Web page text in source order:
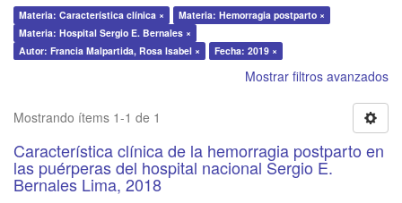
Materia: Característica clínica ×
Materia: Hemorragia postparto ×
Materia: Hospital Sergio E. Bernales ×
Autor: Francia Malpartida, Rosa Isabel ×
Fecha: 2019 ×
Mostrar filtros avanzados
Mostrando ítems 1-1 de 1
Característica clínica de la hemorragia postparto en
las puérperas del hospital nacional Sergio E.
Bernales Lima, 2018